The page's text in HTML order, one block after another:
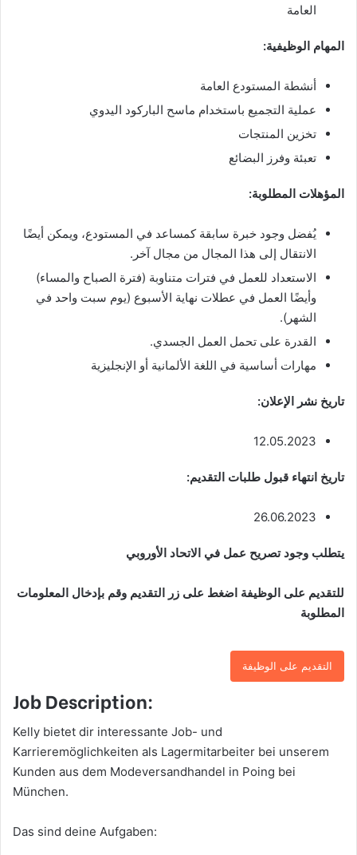
العامة
المهام الوظيفية:
أنشطة المستودع العامة
عملية التجميع باستخدام ماسح الباركود اليدوي
تخزين المنتجات
تعبئة وفرز البضائع
المؤهلات المطلوبة:
يُفضل وجود خبرة سابقة كمساعد في المستودع، ويمكن أيضًا
الانتقال إلى هذا المجال من مجال آخر.
الاستعداد للعمل في فترات متناوبة (فترة الصباح والمساء)
وأيضًا العمل في عطلات نهاية الأسبوع (يوم سبت واحد في
الشهر).
القدرة على تحمل العمل الجسدي.
مهارات أساسية في اللغة الألمانية أو الإنجليزية
تاريخ نشر الإعلان:
12.05.2023
تاريخ انتهاء قبول طلبات التقديم:
26.06.2023
يتطلب وجود تصريح عمل في الاتحاد الأوروبي
للتقديم على الوظيفة اضغط على زر التقديم وقم بإدخال المعلومات
المطلوبة
التقديم على الوظيفة
Job Description:
Kelly bietet dir interessante Job- und
Karrieremöglichkeiten als Lagermitarbeiter bei unserem
Kunden aus dem Modeversandhandel in Poing bei
München.
Das sind deine Aufgaben: